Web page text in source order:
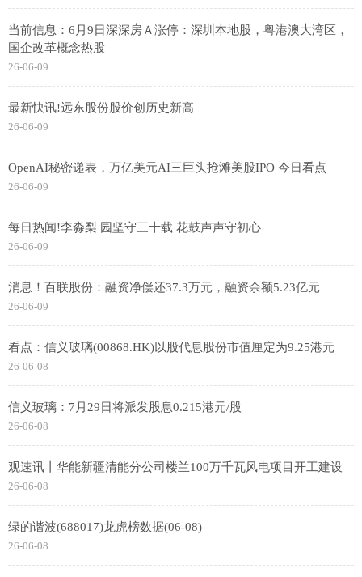
当前信息：6月9日深深房Ａ涨停：深圳本地股，粤港澳大湾区，
国企改革概念热股
26-06-09
最新快讯!远东股份股价创历史新高
26-06-09
OpenAI秘密递表，万亿美元AI三巨头抢滩美股IPO 今日看点
26-06-09
每日热闻!李淼梨 园坚守三十载 花鼓声声守初心
26-06-09
消息！百联股份：融资净偿还37.3万元，融资余额5.23亿元
26-06-09
看点：信义玻璃(00868.HK)以股代息股份市值厘定为9.25港元
26-06-08
信义玻璃：7月29日将派发股息0.215港元/股
26-06-08
观速讯丨华能新疆清能分公司楼兰100万千瓦风电项目开工建设
26-06-08
绿的谐波(688017)龙虎榜数据(06-08)
26-06-08